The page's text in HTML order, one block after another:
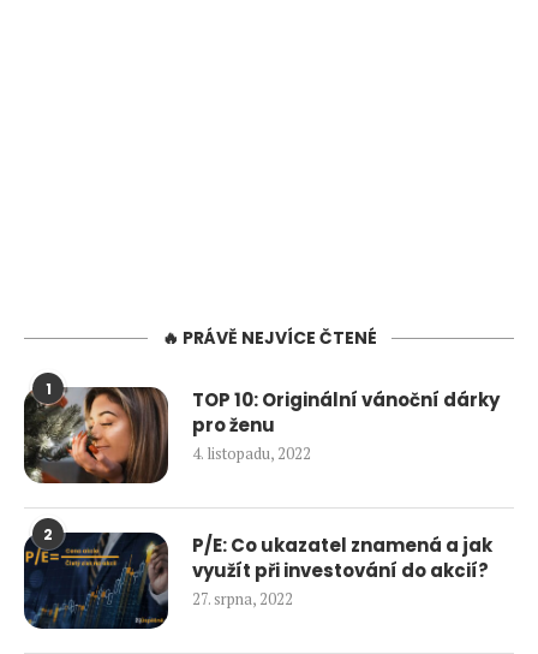
🔥 PRÁVĚ NEJVÍCE ČTENÉ
1
TOP 10: Originální vánoční dárky
pro ženu
4. listopadu, 2022
2
P/E: Co ukazatel znamená a jak
využít při investování do akcií?
27. srpna, 2022